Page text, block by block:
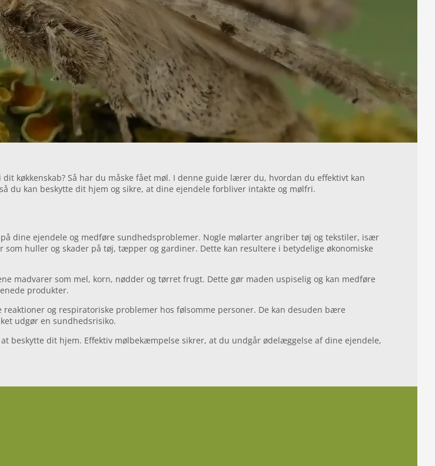
køkkenskab? Så har du måske fået møl. I denne guide lærer du, hvordan du effektivt kan
du kan beskytte dit hjem og sikre, at dine ejendele forbliver intakte og mølfri.
dine ejendele og medføre sundhedsproblemer. Nogle mølarter angriber tøj og tekstiler, især
huller og skader på tøj, tæpper og gardiner. Dette kan resultere i betydelige økonomiske
madvarer som mel, korn, nødder og tørret frugt. Dette gør maden uspiselig og kan medføre
produkter.
og respiratoriske problemer hos følsomme personer. De kan desuden bære
udgør en sundhedsrisiko.
beskytte dit hjem. Effektiv mølbekæmpelse sikrer, at du undgår ødelæggelse af dine ejendele,